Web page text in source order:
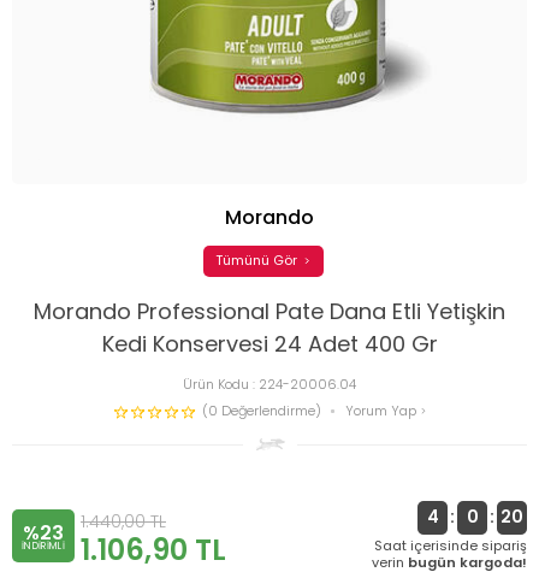
Morando Professional Pate Dana Etli Yetişkin
Kedi Konservesi 24 Adet 400 Gr
Ürün Kodu : 224-20006.04
(0 Değerlendirme)
Yorum Yap
Morando
Tümünü Gör
%23
INDIRIMLI
1.440,00TL
1.106,90 TL
4 : 0 : 20
Saat içerisinde sipariş
verin bugün kargoda!